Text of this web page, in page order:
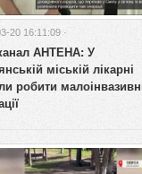
20 16:11:09 ·
АНТЕНА: У
міській лікарні
робити